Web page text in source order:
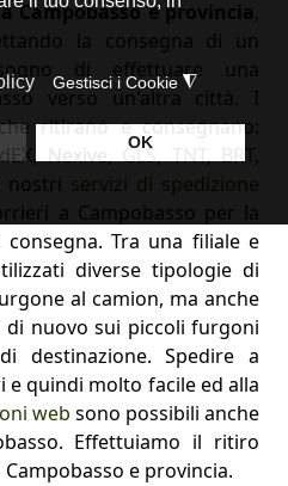
Campobasso e provincia,
la consegna di un
di effettuare una
verso un'altra città. I
ritirano e consegnano:
Nexive,GLS,TNT,BRT,
nostri servizi di spedizione
a Campobasso per la
Tra una filiale e
diverse tipologie di
al camion, ma anche
di nuovo sui piccoli furgoni
destinazione. Spedire a
e quindi molto facile ed alla
web sono possibili anche
Effettuiamo il ritiro
e provincia.